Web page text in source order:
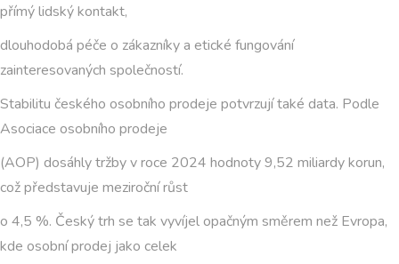
přímý lidský kontakt,
dlouhodobá péče o zákazníky a etické fungování
zainteresovaných společností.
Stabilitu českého osobního prodeje potvrzují také data. Podle
Asociace osobního prodeje
(AOP) dosáhly tržby v roce 2024 hodnoty 9,52 miliardy korun,
což představuje meziroční růst
o 4,5 %. Český trh se tak vyvíjel opačným směrem než Evropa,
kde osobní prodej jako celek